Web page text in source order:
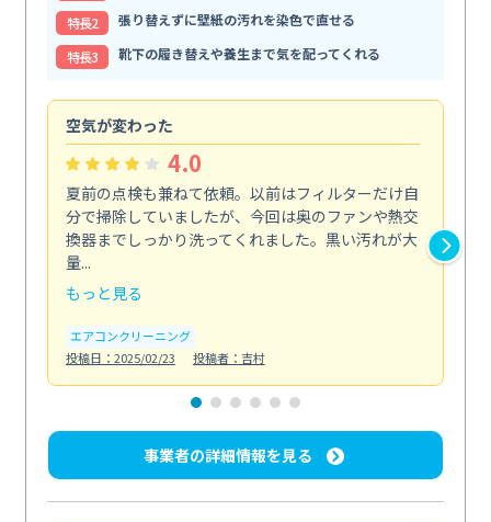
特⻑2
張り替えずに壁紙の汚れを染色で直せる
特⻑3
靴下の履き替えや養生まで気を配ってくれる
空気が変わった
4.0
夏前の点検も兼ねて依頼。以前はフィルターだけ自
分で掃除していましたが、今回は奥のファンや熱交
換器までしっかり洗ってくれました。黒い汚れが大
量...
もっと見る
エアコンクリーニング
投稿日：2025/02/23
投稿者：吉村
事業者の詳細情報を見る